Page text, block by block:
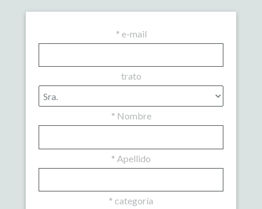
* e-mail
trato
* Nombre
* Apellido
* categoría